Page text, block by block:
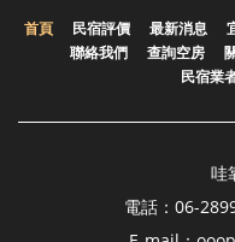
首頁 民宿評價 最新消息
聯絡我們
查詢空房
民宿業
哇
電話：06-